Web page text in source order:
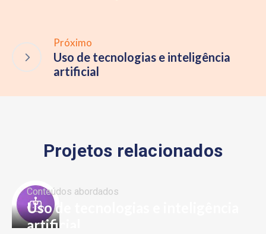
Próximo
Uso de tecnologias e inteligência
artificial
Projetos relacionados
Conteúdos abordados
Uso de tecnologias e inteligência
artificial